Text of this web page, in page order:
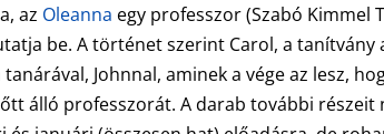
az Oleanna egy professzor (Szabó Kimmel
be. A történet szerint Carol, a tanítvány
Johnnal, aminek a vége az lesz,
álló professzorát. A darab további részeit